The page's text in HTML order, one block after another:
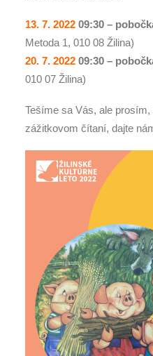
13. 7. 2022 09:30 –
Metoda 1, 010 08 Žilina)
20. 7. 2022 09:30 –
010 07 Žilina)
Tešíme sa Vás, ale
zážitkovom čítaní, dajte